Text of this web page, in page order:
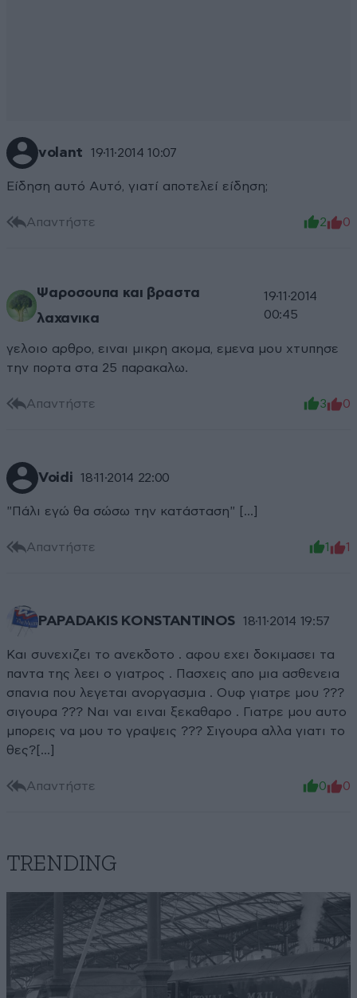
volant 19·11·2014 10:07
Είδηση αυτό Αυτό, γιατί αποτελεί είδηση;
Απαντήστε 2 0
Ψαροσουπα και βραστα
λαχανικα
19·11·2014
00:45
γελοιο αρθρο, ειναι μικρη ακομα, εμενα μου χτυπησε
την πορτα στα 25 παρακαλω.
Απαντήστε 3 0
Voidi 18·11·2014 22:00
"Πάλι εγώ θα σώσω την κατάσταση" [...]
Απαντήστε 1 1
PAPADAKIS KONSTANTINOS 18·11·2014 19:57
Και συνεχιζει το ανεκδοτο . αφου εχει δοκιμασει τα
παντα της λεει ο γιατρος . Πασχεις απο μια ασθενεια
σπανια που λεγεται ανοργασμια . Ουφ γιατρε μου ???
σιγουρα ??? Ναι ναι ειναι ξεκαθαρο . Γιατρε μου αυτο
μπορεις να μου το γραψεις ??? Σιγουρα αλλα γιατι το
θες?[...]
Απαντήστε 0 0
TRENDING